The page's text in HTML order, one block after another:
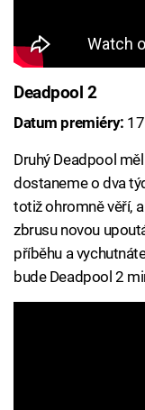
Deadpool 2
Datum premiéry:
Druhý Deadpool
dostaneme o dva
totiž ohromně věří,
zbrusu novou
příběhu a
bude Deadpool 2